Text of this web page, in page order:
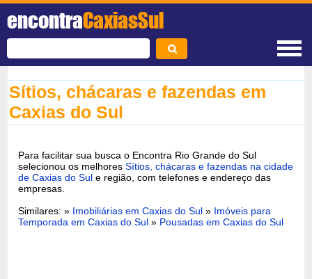
encontraCaxiasSul
Sítios, chácaras e fazendas em
Caxias do Sul
Para facilitar sua busca o Encontra Rio Grande do Sul
selecionou os melhoresSítios, chácaras e fazendas na cidade
de Caxias do Sul e região, com telefones e endereço das
empresas.
Similares: » Imobiliárias em Caxias do Sul » Imóveis para
Temporada em Caxias do Sul » Pousadas em Caxias do Sul